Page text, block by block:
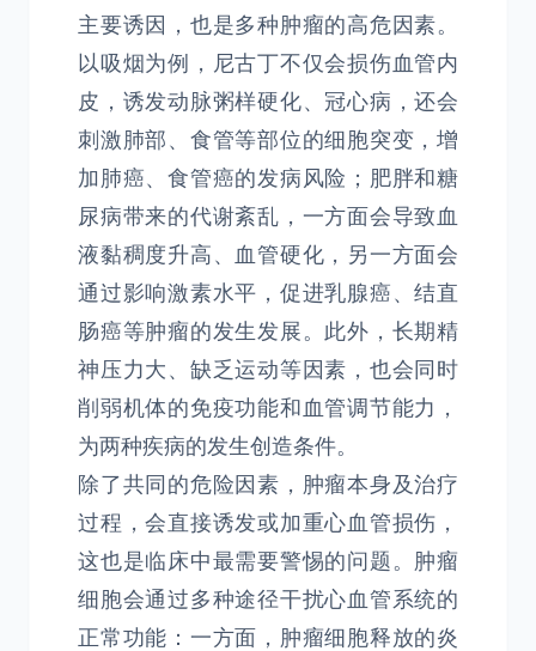
主要诱因，也是多种肿瘤的高危因素。
以吸烟为例，尼古丁不仅会损伤血管内
皮，诱发动脉粥样硬化、冠心病，还会
刺激肺部、食管等部位的细胞突变，增
加肺癌、食管癌的发病风险；肥胖和糖
尿病带来的代谢紊乱，一方面会导致血
液黏稠度升高、血管硬化，另一方面会
通过影响激素水平，促进乳腺癌、结直
肠癌等肿瘤的发生发展。此外，长期精
神压力大、缺乏运动等因素，也会同时
削弱机体的免疫功能和血管调节能力，
为两种疾病的发生创造条件。
除了共同的危险因素，肿瘤本身及治疗
过程，会直接诱发或加重心血管损伤，
这也是临床中最需要警惕的问题。肿瘤
细胞会通过多种途径干扰心血管系统的
正常功能：一方面，肿瘤细胞释放的炎